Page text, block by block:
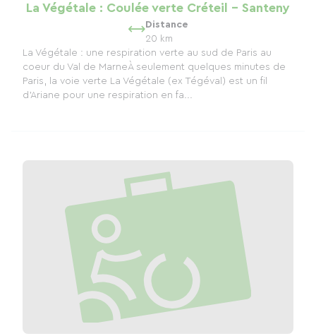
La Végétale : Coulée verte Créteil - Santeny
Distance
20 km
La Végétale : une respiration verte au sud de Paris au
coeur du Val de MarneÀ seulement quelques minutes de
Paris, la voie verte La Végétale (ex Tégéval) est un fil
d'Ariane pour une respiration en fa...